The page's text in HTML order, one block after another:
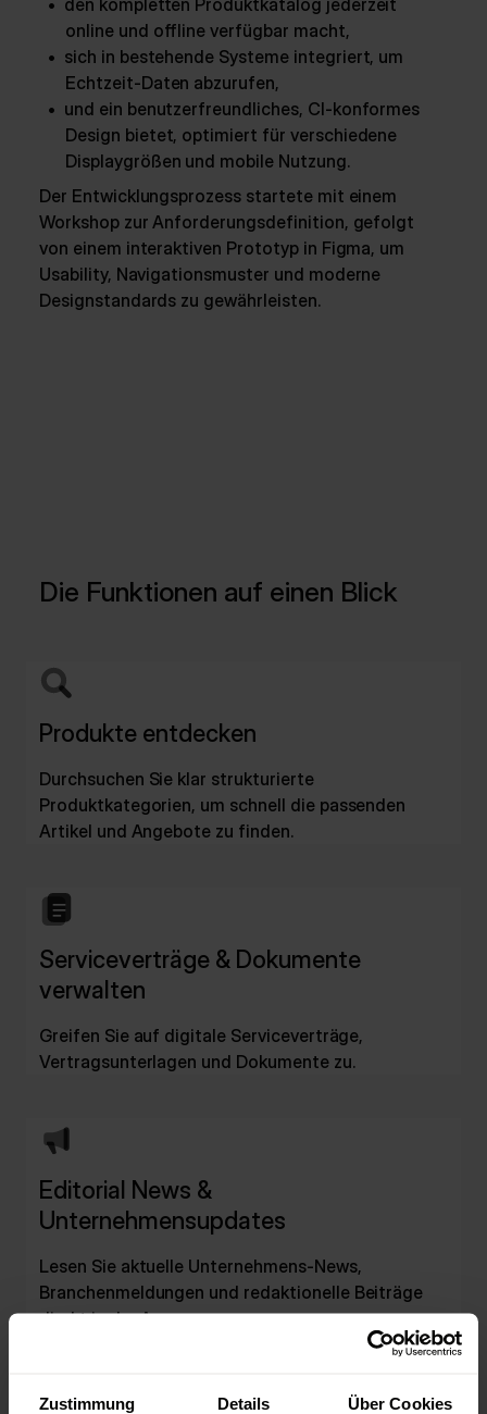
Zustimmung Details Über Cookies
den kompletten Produktkatalog jederzeit
online und offline verfügbar macht,
sich in bestehende Systeme integriert, um
Echtzeit-Daten abzurufen,
und ein benutzerfreundliches, CI-konformes
Design bietet, optimiert für verschiedene
Displaygrößen und mobile Nutzung.
Der Entwicklungsprozess startete mit einem
Workshop zur Anforderungsdefinition, gefolgt
von einem interaktiven Prototyp in Figma, um
Usability, Navigationsmuster und moderne
Designstandards zu gewährleisten.
Die Funktionen auf einen Blick
Produkte entdecken
Durchsuchen Sie klar strukturierte
Produktkategorien, um schnell die passenden
Artikel und Angebote zu finden.
Serviceverträge & Dokumente
verwalten
Greifen Sie auf digitale Serviceverträge,
Vertragsunterlagen und Dokumente zu.
Editorial News &
Unternehmensupdates
Lesen Sie aktuelle Unternehmens-News,
Branchenmeldungen und redaktionelle Beiträge
direkt in der App.